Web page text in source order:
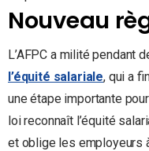
Nouveau
L’AFPC a milité pendant
l’équité salariale, qui a
une étape importante
loi reconnaît l’équité
et oblige les employeurs